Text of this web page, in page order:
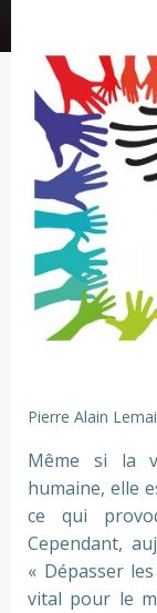
Pierre Alain
Même si la
humaine, elle
ce qui
Cependant,
« Dépasser
vital pour le